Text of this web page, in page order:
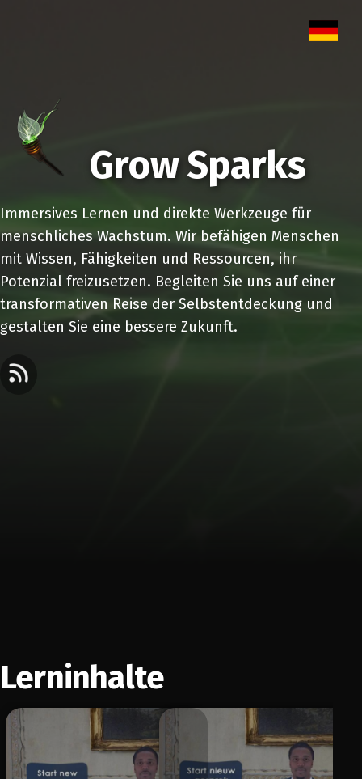
Grow Sparks
Immersives Lernen und direkte Werkzeuge für
menschliches Wachstum. Wir befähigen Menschen
mit Wissen, Fähigkeiten und Ressourcen, ihr
Potenzial freizusetzen. Begleiten Sie uns auf einer
transformativen Reise der Selbstentdeckung und
gestalten Sie eine bessere Zukunft.
Lerninhalte